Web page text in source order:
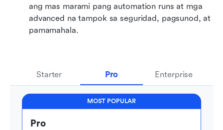
ang mas marami pang automation runs at mga
advanced na tampok sa seguridad, pagsunod, at
pamamahala.
Starter Pro Enterprise
MOST POPULAR
Pro